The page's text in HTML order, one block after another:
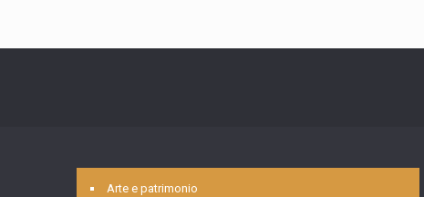
Arte e patrimonio